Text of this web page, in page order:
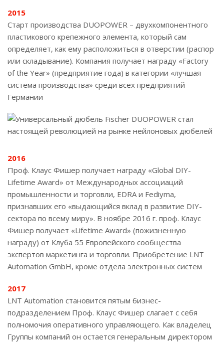
2015
Старт производства DUOPOWER – двухкомпонентного
пластикового крепежного элемента, который сам
определяет, как ему расположиться в отверстии (распор
или складывание). Компания получает награду «Factory
of the Year» (предприятие года) в категории «лучшая
система производства» среди всех предприятий
Германии
2016
Проф. Клаус Фишер получает награду «Global DIY-
Lifetime Award» от Международных ассоциаций
промышленности и торговли, EDRA и Fediyma,
признавших его «выдающийся вклад в развитие DIY-
сектора по всему миру». В ноябре 2016 г. проф. Клаус
Фишер получает «Lifetime Award» (пожизненную
награду) от Клуба 55 Европейского сообщества
экспертов маркетинга и торговли. Приобретение LNT
Automation GmbH, кроме отдела электронных систем
2017
LNT Automation становится пятым бизнес-
подразделением Проф. Клаус Фишер слагает с себя
полномочия оперативного управляющего. Как владелец
Группы компаний он остается генеральным директором